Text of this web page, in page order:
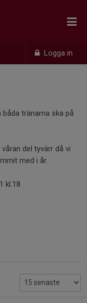
Logga in
tränarna ska på
del tyvärr då vi
med i år.
kl.18